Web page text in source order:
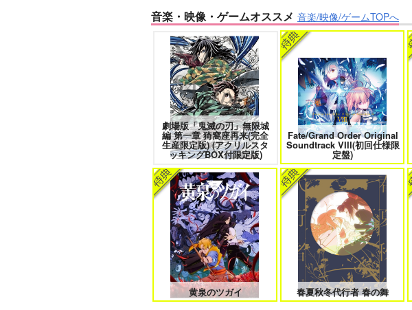
きみは最愛のステラ 上下巻 ミルクなきみとビターな彼 2
なんかもうあーあって感じ。2 特
装版
僕の愛しいよなさん
クールぶり男子と激重男子 1 恋のふりして君を呼ぶ
そんなに言うなら抱いてやる ファミレス行こ。 下
音楽・映像・ゲームオススメ 音楽/映像/ゲームTOPへ
劇場版「鬼滅の刃」無限城
編 第一章 猗窩座再来(完全
生産限定版) (アクリルスタ
ッキングBOX付限定版)
Fate/Grand Order Original
Soundtrack VIII(初回仕様限
定盤)
黄泉のツガイ 春夏秋冬代行者 春の舞